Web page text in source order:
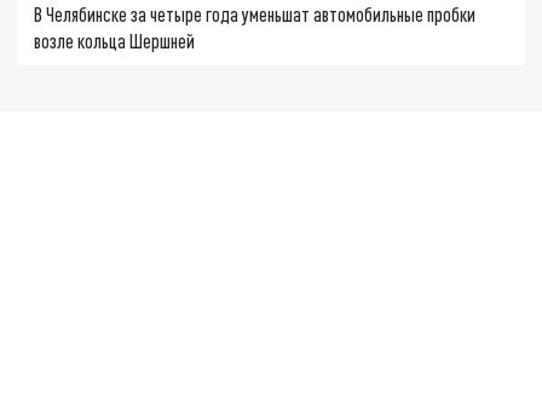
В Челябинске за четыре года уменьшат автомобильные пробки
возле кольца Шершней